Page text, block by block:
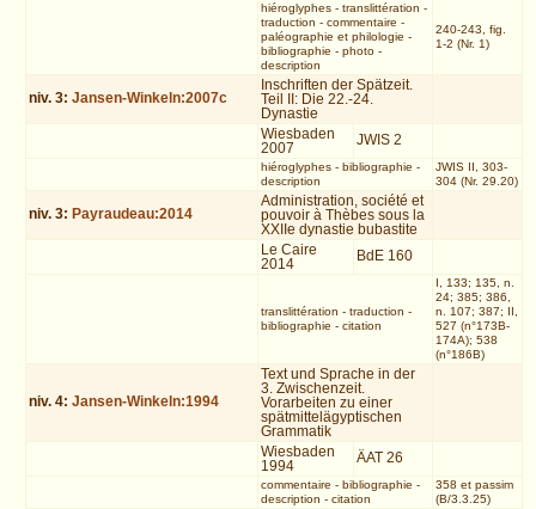
hiéroglyphes- translittération -
traduction - commentaire -
paléographie et philologie -
bibliographie - photo-
description
240-243, fig.
1-2 (Nr. 1)
niv. 3:Jansen-Winkeln:2007c
Inschriften der Spätzeit.
Teil II: Die 22.-24.
Dynastie
Wiesbaden
2007
JWIS 2
hiéroglyphes- bibliographie -
description
JWIS II, 303-
304 (Nr. 29.20)
niv. 3: Payraudeau:2014
Administration, société et
pouvoir à Thèbes sous la
XXIIe dynastie bubastite
Le Caire
2014
BdE 160
translittération - traduction -
bibliographie - citation
I, 133; 135, n.
24; 385; 386,
n. 107; 387; II,
527 (n°173B-
174A); 538
(n°186B)
niv. 4:Jansen-Winkeln:1994
Text und Sprache in der
3. Zwischenzeit.
Vorarbeiten zu einer
spätmittelägyptischen
Grammatik
Wiesbaden
1994
ÄAT 26
commentaire - bibliographie -
description - citation
358 et passim
(B/3.3.25)